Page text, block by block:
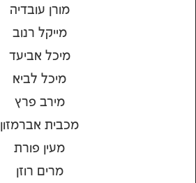
מורן עובדיה
מייקל רנוב
מיכל אביעד
מיכל לביא
מירב פרץ
מכבית אברמזון
מעין פורת
מרים רוזן